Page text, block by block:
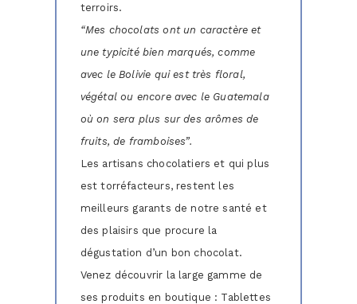
terroirs.
“Mes chocolats ont un caractère et
une typicité bien marqués, comme
avec le Bolivie qui est très floral,
végétal ou encore avec le Guatemala
où on sera plus sur des arômes de
fruits, de framboises”.
Les artisans chocolatiers et qui plus
est torréfacteurs, restent les
meilleurs garants de notre santé et
des plaisirs que procure la
dégustation d’un bon chocolat.
Venez découvrir la large gamme de
ses produits en boutique : Tablettes